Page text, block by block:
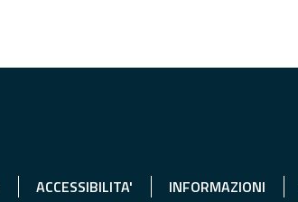
ACCESSIBILITA' INFORMAZIONI